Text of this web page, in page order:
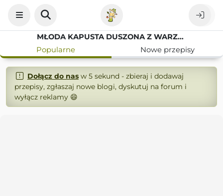
MŁODA KAPUSTA DUSZONA Z WARZYWAMI I CZERWONĄ FASOLĄ
Popularne
Nowe przepisy
Dołącz do nasw 5 sekund - zbieraj i dodawaj
przepisy, zgłaszaj nowe blogi, dyskutuj na forum i
wyłącz reklamy 😄